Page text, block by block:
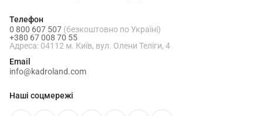
Телефон
0 800 607 507 (безкоштовно по Україні)
+380 67 008 70 55
Адреса: 04112 м. Київ, вул. Олени Теліги, 4
Email
info@kadroland.com
Наші соцмережі